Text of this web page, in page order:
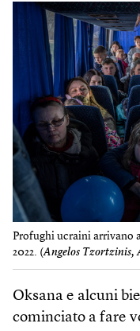
Profughi ucraini arrivano
2022. (Angelos Tzortzinis,
Oksana e alcuni
cominciato a fare